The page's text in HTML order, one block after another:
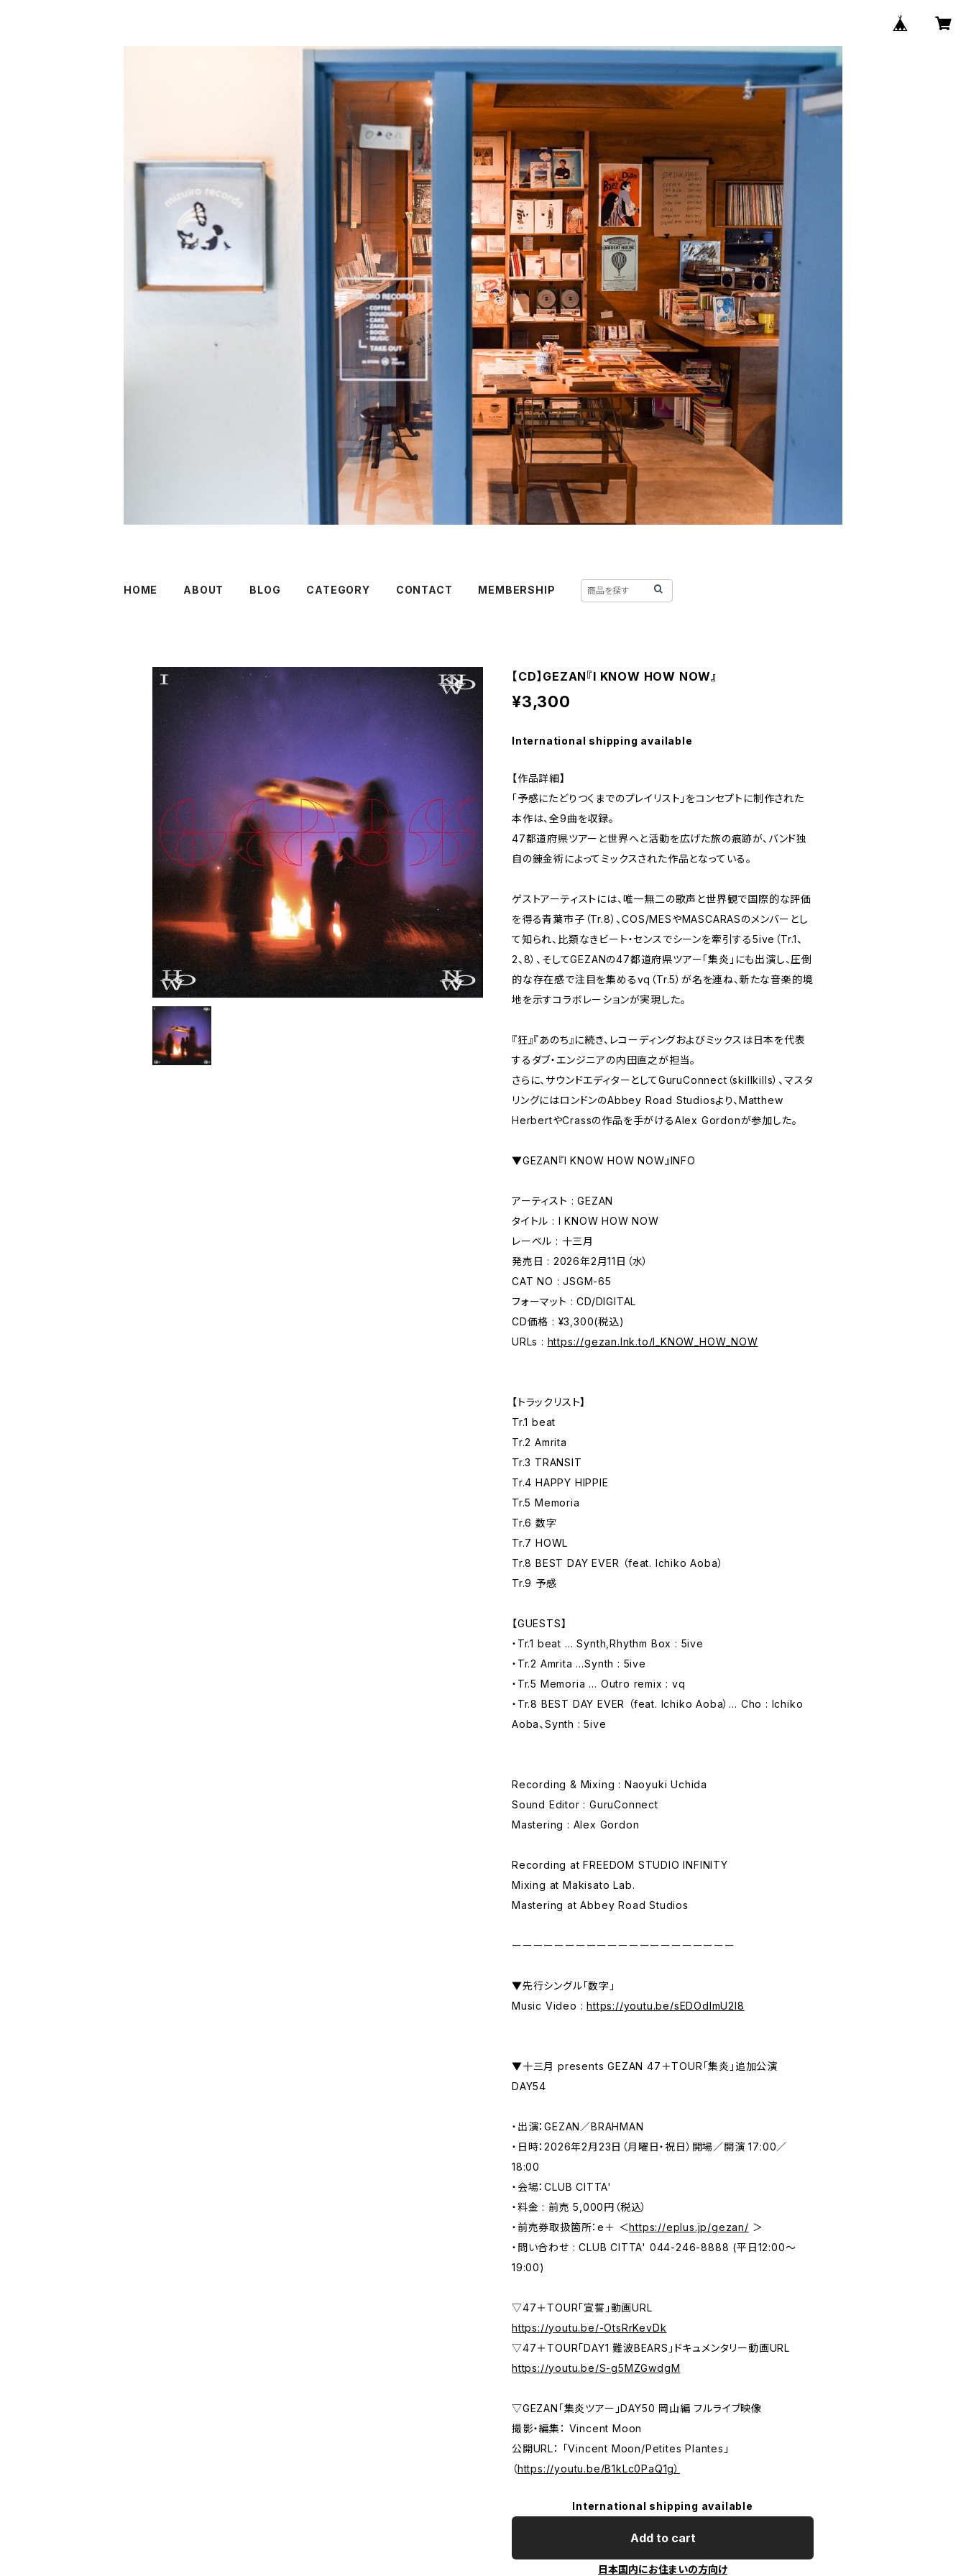
HOME ABOUT BLOG CATEGORY CONTACT MEMBERSHIP
【CD】GEZAN『I KNOW HOW NOW』
¥3,300
International shipping available
【作品詳細】
「予感にたどりつくまでのプレイリスト」をコンセプトに制作された
本作は、全9曲を収録。
47都道府県ツアーと世界へと活動を広げた旅の痕跡が、バンド独
自の錬金術によってミックスされた作品となっている。
ゲストアーティストには、唯一無二の歌声と世界観で国際的な評価
を得る青葉市子（Tr.8）、COS/MESやMASCARASのメンバーとし
て知られ、比類なきビート・センスでシーンを牽引する5ive（Tr.1、
2、8）、そしてGEZANの47都道府県ツアー「集炎」にも出演し、圧倒
的な存在感で注目を集めるvq（Tr.5）が名を連ね、新たな音楽的境
地を示すコラボレーションが実現した。
『狂』『あのち』に続き、レコーディングおよびミックスは日本を代表
するダブ・エンジニアの内田直之が担当。
さらに、サウンドエディターとしてGuruConnect（skillkills）、マスタ
リングにはロンドンのAbbey Road Studiosより、Matthew
HerbertやCrassの作品を手がけるAlex Gordonが参加した。
▼GEZAN『I KNOW HOW NOW』INFO
アーティスト : GEZAN
タイトル : I KNOW HOW NOW
レーベル : 十三月
発売日 : 2026年2月11日（水）
CAT NO : JSGM-65
フォーマット : CD/DIGITAL
CD価格 : ¥3,300(税込)
URLs : https://gezan.lnk.to/I_KNOW_HOW_NOW
【トラックリスト】
Tr.1 beat
Tr.2 Amrita
Tr.3 TRANSIT
Tr.4 HAPPY HIPPIE
Tr.5 Memoria
Tr.6 数字
Tr.7 HOWL
Tr.8 BEST DAY EVER （feat. Ichiko Aoba）
Tr.9 予感
【GUESTS】
・Tr.1 beat … Synth,Rhythm Box : 5ive
・Tr.2 Amrita …Synth : 5ive
・Tr.5 Memoria … Outro remix : vq
・Tr.8 BEST DAY EVER （feat. Ichiko Aoba）… Cho : Ichiko
Aoba、Synth : 5ive
Recording & Mixing : Naoyuki Uchida
Sound Editor : GuruConnect
Mastering : Alex Gordon
Recording at FREEDOM STUDIO INFINITY
Mixing at Makisato Lab.
Mastering at Abbey Road Studios
ーーーーーーーーーーーーーーーーーーーーー
▼先行シングル「数字」
Music Video :https://youtu.be/sEDOdlmU2I8
▼十三月 presents GEZAN 47＋TOUR「集炎」追加公演
DAY54
・出演：GEZAN／BRAHMAN
・日時：2026年2月23日（月曜日・祝日）開場／開演 17:00／
18:00
・会場：CLUB CITTA'
・料金 : 前売 5,000円（税込）
・前売券取扱箇所：e＋ ＜https://eplus.jp/gezan/ ＞
・問い合わせ : CLUB CITTA' 044-246-8888 (平日12:00～
19:00)
▽47＋TOUR「宣誓」動画URL
https://youtu.be/-OtsRrKevDk
▽47＋TOUR「DAY1 難波BEARS」ドキュメンタリー動画URL
https://youtu.be/S-g5MZGwdgM
▽GEZAN「集炎ツアー」DAY50 岡山編 フルライブ映像
撮影・編集： Vincent Moon
公開URL： 「Vincent Moon/Petites Plantes」
（https://youtu.be/B1kLc0PaQ1g）
International shipping available
Add to cart
日本国内にお住まいの方向け